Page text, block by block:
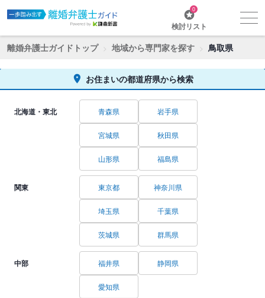
0
検討リスト
離婚弁護士ガイドトップ 地域から専門家を探す 鳥取県
お住まいの都道府県から検索
北海道・東北 青森県 岩手県
宮城県 秋田県
山形県 福島県
関東 東京都 神奈川県
埼玉県 千葉県
茨城県 群馬県
中部 福井県 静岡県
愛知県